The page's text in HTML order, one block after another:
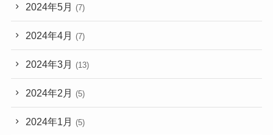
2024年5月 (7)
2024年4月 (7)
2024年3月 (13)
2024年2月 (5)
2024年1月 (5)